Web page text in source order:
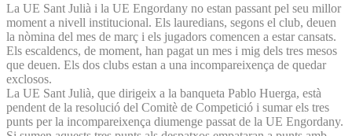
La UE Sant Julià i la UE Engordany no estan passant pel seu millor
moment a nivell institucional. Els lauredians, segons el club, deuen
la nòmina del mes de març i els jugadors comencen a estar cansats.
Els escaldencs, de moment, han pagat un mes i mig dels tres mesos
que deuen. Els dos clubs estan a una incompareixença de quedar
exclosos.
La UE Sant Julià, que dirigeix a la banqueta Pablo Huerga, està
pendent de la resolució del Comitè de Competició i sumar els tres
punts per la incompareixença diumenge passat de la UE Engordany.